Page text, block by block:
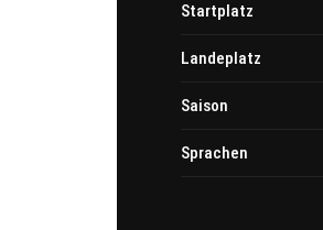
Startplatz
Landeplatz
Saison
Sprachen